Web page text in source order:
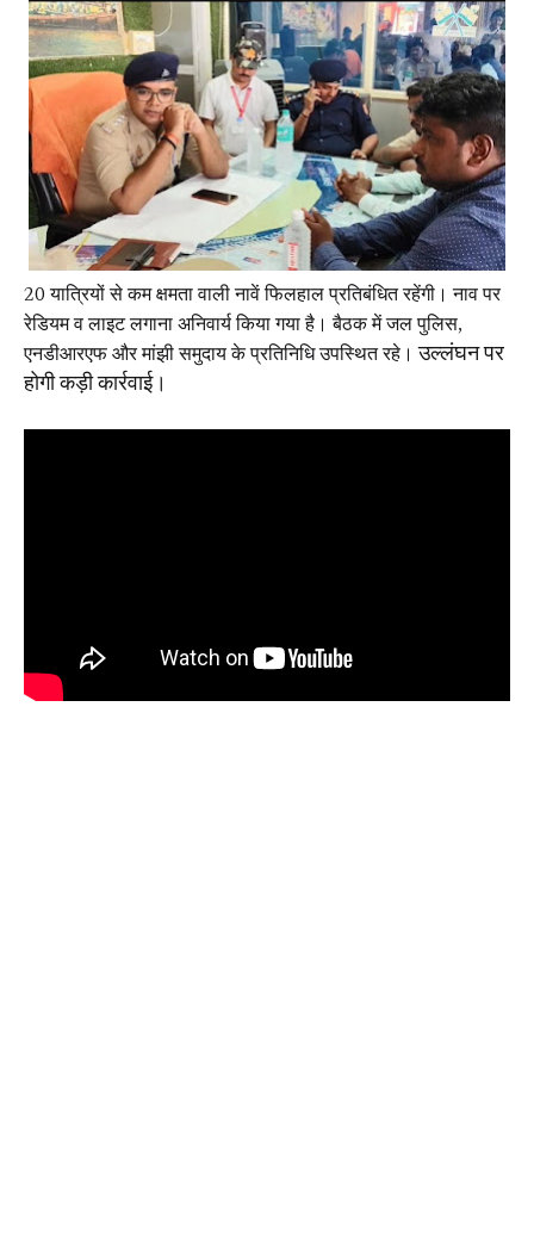
20 यात्रियों से कम क्षमता वाली नावें फिलहाल प्रतिबंधित रहेंगी। नाव पर
रेडियम व लाइट लगाना अनिवार्य किया गया है। बैठक में जल पुलिस,
एनडीआरएफ और मांझी समुदाय के प्रतिनिधि उपस्थित रहे। उल्लंघन पर
होगी कड़ी कार्रवाई।